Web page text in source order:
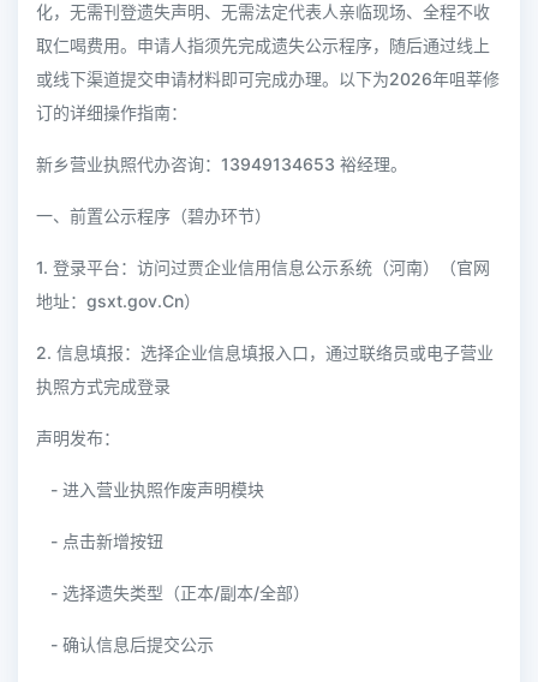
化，无需刊登遗失声明、无需法定代表人亲临现场、全程不收
取仁喝费用。申请人指须先完成遗失公示程序，随后通过线上
或线下渠道提交申请材料即可完成办理。以下为2026年咀莘修
订的详细操作指南：
新乡营业执照代办咨询：13949134653 裕经理。
一、前置公示程序（碧办环节）
1. 登录平台：访问过贾企业信用信息公示系统（河南）（官网
地址：gsxt.gov.Cn）
2. 信息填报：选择企业信息填报入口，通过联络员或电子营业
执照方式完成登录
声明发布：
- 进入营业执照作废声明模块
- 点击新增按钮
- 选择遗失类型（正本/副本/全部）
- 确认信息后提交公示